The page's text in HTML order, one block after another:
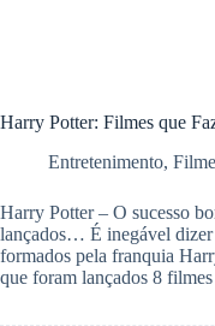
Harry Potter: Filmes que
Entretenimento,
Harry Potter – O sucesso
lançados… É inegável
formados pela franquia
que foram lançados 8